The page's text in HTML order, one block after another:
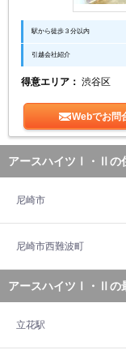
駅から徒歩３分以内
引越会社紹介
得意エリア： 渋谷区
Webでお問
アースハイツⅠ・Ⅱの
尼崎市
尼崎市西難波町
アースハイツⅠ・Ⅱの
立花駅